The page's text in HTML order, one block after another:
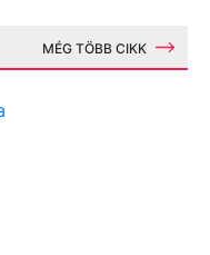
MÉG TÖBB CIKK